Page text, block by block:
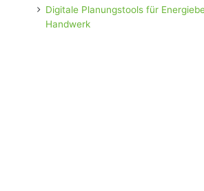
Digitale Planungstools für
Handwerk